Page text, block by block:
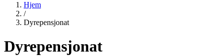
Hjem
/
Dyrepensjonat
Dyrepensjonat